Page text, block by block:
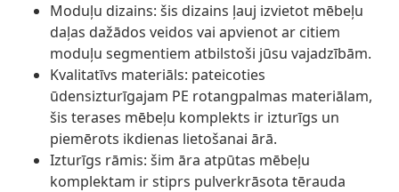
Moduļu dizains: šis dizains ļauj izvietot mēbeļu
daļas dažādos veidos vai apvienot ar citiem
moduļu segmentiem atbilstoši jūsu vajadzībām.
Kvalitatīvs materiāls: pateicoties
ūdensizturīgajam PE rotangpalmas materiālam,
šis terases mēbeļu komplekts ir izturīgs un
piemērots ikdienas lietošanai ārā.
Izturīgs rāmis: šim āra atpūtas mēbeļu
komplektam ir stiprs pulverkrāsota tērauda